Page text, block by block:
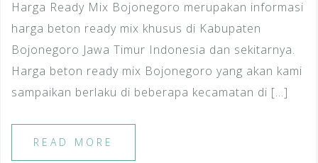
Harga Ready Mix Bojonegoro merupakan informasi
harga beton ready mix khusus di Kabupaten
Bojonegoro Jawa Timur Indonesia dan sekitarnya.
Harga beton ready mix Bojonegoro yang akan kami
sampaikan berlaku di beberapa kecamatan di […]
READ MORE